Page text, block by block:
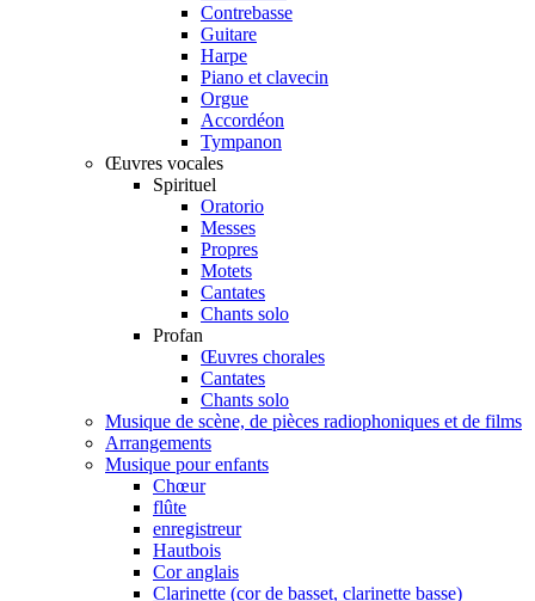
Contrebasse
Guitare
Harpe
Piano et clavecin
Orgue
Accordéon
Tympanon
Œuvres vocales
Spirituel
Oratorio
Messes
Propres
Motets
Cantates
Chants solo
Profan
Œuvres chorales
Cantates
Chants solo
Musique de scène, de pièces radiophoniques et de films
Arrangements
Musique pour enfants
Chœur
flûte
enregistreur
Hautbois
Cor anglais
Clarinette (cor de basset, clarinette basse)